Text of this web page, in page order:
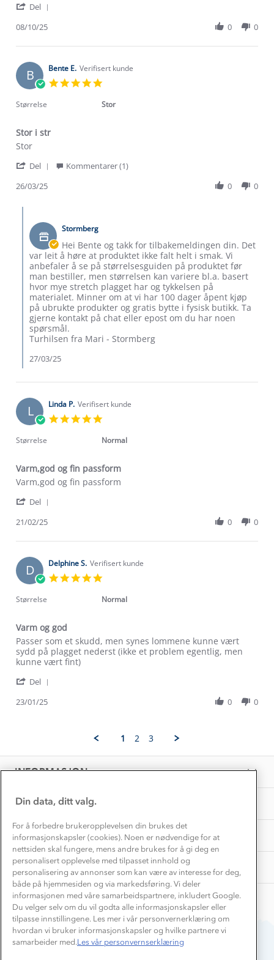
W.
8
2025
hettejakke!
Del
Inger
on
8
Oct
08/10/25 0 0
B Bente E. Verifisert kunde
rating
Størrelse Stor
Stor i str
Review
Bente
on
Mar
review
Stor
str
Stor
Del
on
26
Mar
2025
Kommentarer (1)
26/03/25
0 0
Butikkeier
on
Review
by
Bente
on
26
Mar
2025
Stormberg
Hei Bente og takk for tilbakemeldingen din. Det
var leit å høre at produktet ikke falt helt i smak. Vi
anbefaler å se på størrelsesguiden på produktet før
man bestiller, men størrelsen kan variere bl.a. basert
hvor mye stretch plagget har og tykkelsen på
materialet. Minner om at vi har 100 dager åpent kjøp
på ubrukte produkter og gratis bytte i fysisk butikk. Ta
gjerne kontakt på chat eller epost om du har noen
spørsmål.
Turhilsen fra Mari - Stormberg
27/03/25
L Linda P. Verifisert kunde
rating
Størrelse Normal
Varm,god og fin passform
Review
Linda
on
Feb
review
Varm,god
fin
Varm,god og fin passform
Del
Linda
on
21
Feb
21/02/25 0 0
D Delphine S. Verifisert kunde
rating
Størrelse Normal
Varm og god
Review
by
Delphine
on
Jan
review
stating
Varm
god
Passer som et skudd, men synes lommene kunne vært
sydd på plagget nederst (ikke et problem egentlig, men
kunne vært fint)
Del
23
2025
23/01/25 0 0
1 2 3
INFORMASJON
Kontakt oss
Konkurransevinnere
Kundeklubb
Bedrift, barnehage og SFO
Presse
OM OSS
Verdigrunnlag
Klima og miljø
Dyreetikk
1% til samfunnet
Samarbeide med oss?
TIPS OG RÅD
Trelagsprinsippet barn
Alt du trenger til Norgesferien
Dette trenger du til barnehagen
Gravidklær
Hvordan velge riktig turtøy?
Store størrelser
Turmat oppskrifter
Beredskap
AKTIVITETER
Norgesferie 🇳🇴
Få turinspirasjon og tips her⛰
Overnatte utendørs⛺
Leirskole 🥾
Barnehageansatt
Tips til hyttetur
Din data, ditt valg.
For å forbedre brukeropplevelsen din brukes det
informasjonskapsler (cookies). Noen er nødvendige for at
nettsiden skal fungere, mens andre brukes for å gi deg en
personalisert opplevelse med tilpasset innhold og
personalisering av annonser som kan være av interesse for deg,
både på hjemmesiden og via markedsføring. Vi deler
informasjonen med våre samarbeidspartnere, inkludert Google.
Du velger selv om du vil godta alle informasjonskapsler eller
tilpasse innstillingene. Les mer i vår personvernerklæring om
hvordan vi bruker informasjonskapsler og hvilke partnere vi
samarbeider med.Les vår personvernserklæring